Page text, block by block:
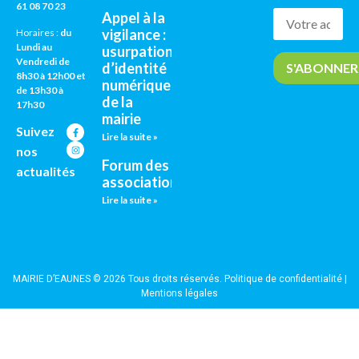
61 08 70 23
Horaires : du
Lundi au
Vendredi de
8h30 à 12h00 et
de 13h30 à
17h30
Suivez
nos
actualités
Appel à la
vigilance :
usurpation
d’identité
numérique
de la
mairie
Lire la suite »
Forum des
associations
Lire la suite »
MAIRIE D’EAUNES © 2026 Tous droits réservés. Politique de confidentialité|
Mentions légales